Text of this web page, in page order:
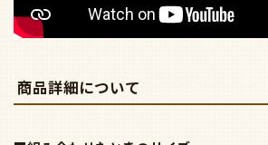
■組み合わせたときのサイズ